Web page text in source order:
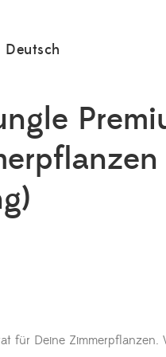
Deutsch
für Deine Zimmerpflanzen.